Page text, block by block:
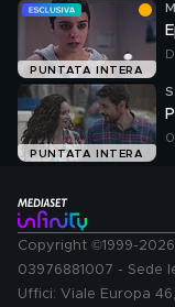
PUNTATA INTERA
PUNTATA INTERA
Copyright ©1999-2026
03976881007 - Sede
Uffici: Viale Europa